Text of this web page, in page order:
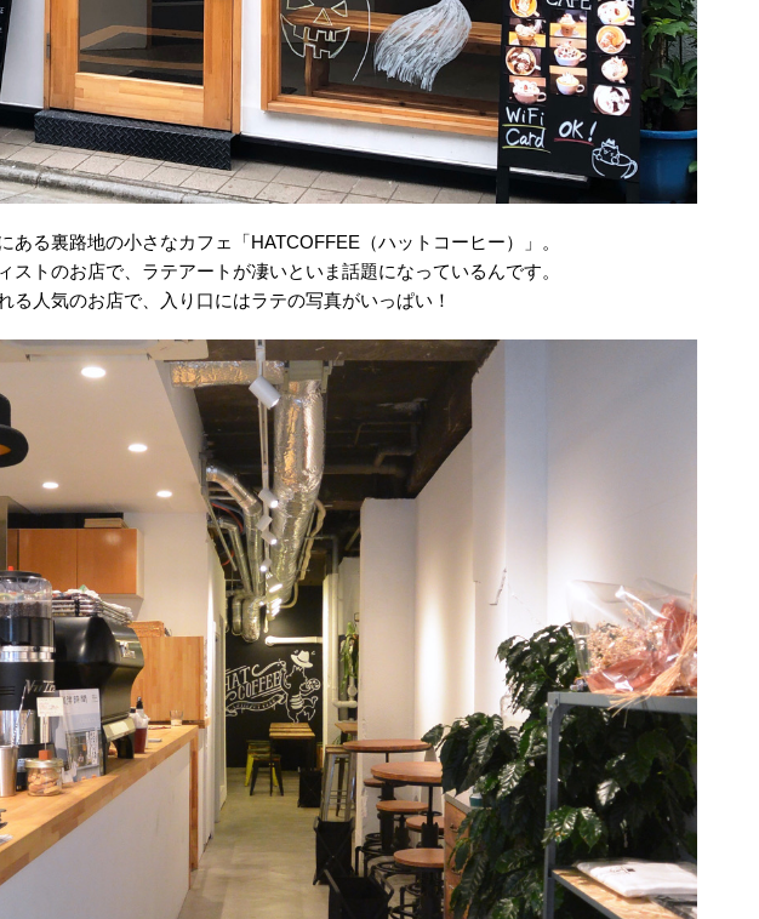
ある裏路地の小さなカフェ「HATCOFFEE（ハットコーヒー）」。
ストのお店で、ラテアートが凄いといま話題になっているんです。
る人気のお店で、入り口にはラテの写真がいっぱい！